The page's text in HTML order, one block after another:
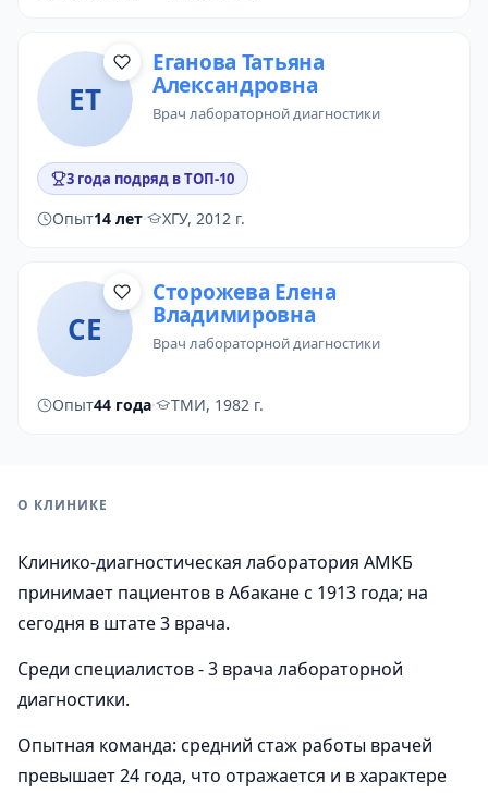
ЕТ
Еганова Татьяна
Александровна
врач лабораторной диагностики
3 года подряд в ТОП-10
Опыт14 лет· ХГУ, 2012 г.
СЕ
Сторожева Елена
Владимировна
врач лабораторной диагностики
Опыт44 года· ТМИ, 1982 г.
О КЛИНИКЕ
Клинико-диагностическая лаборатория АМКБ
принимает пациентов в Абакане с 1913 года; на
сегодня в штате 3 врача.
Среди специалистов - 3 врача лабораторной
диагностики.
Опытная команда: средний стаж работы врачей
превышает 24 года, что отражается и в характере